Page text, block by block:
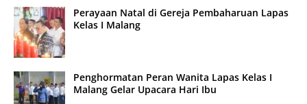
Perayaan Natal di Gereja Pembaharuan Lapas
Kelas I Malang
Penghormatan Peran Wanita Lapas Kelas I
Malang Gelar Upacara Hari Ibu